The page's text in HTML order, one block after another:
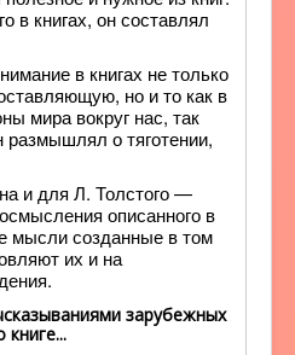
в книгах, он составлял
в книгах не только
но и то как в
мира вокруг нас, так
о тяготении,
и для Л. Толстого —
описанного в
мысли созданные в том
их и на
зарубежных